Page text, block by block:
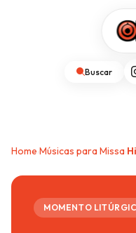
Buscar
Home Músicas para Missa
MOMENTO